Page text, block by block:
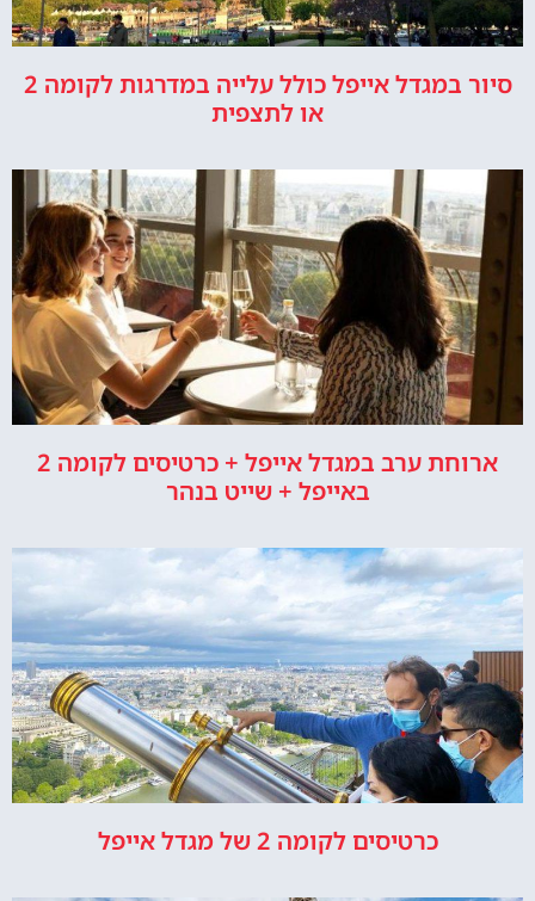
סיור במגדל אייפל כולל עלייה במדרגות לקומה 2
או לתצפית
ארוחת ערב במגדל אייפל + כרטיסים לקומה 2
באייפל + שייט בנהר
כרטיסים לקומה 2 של מגדל אייפל